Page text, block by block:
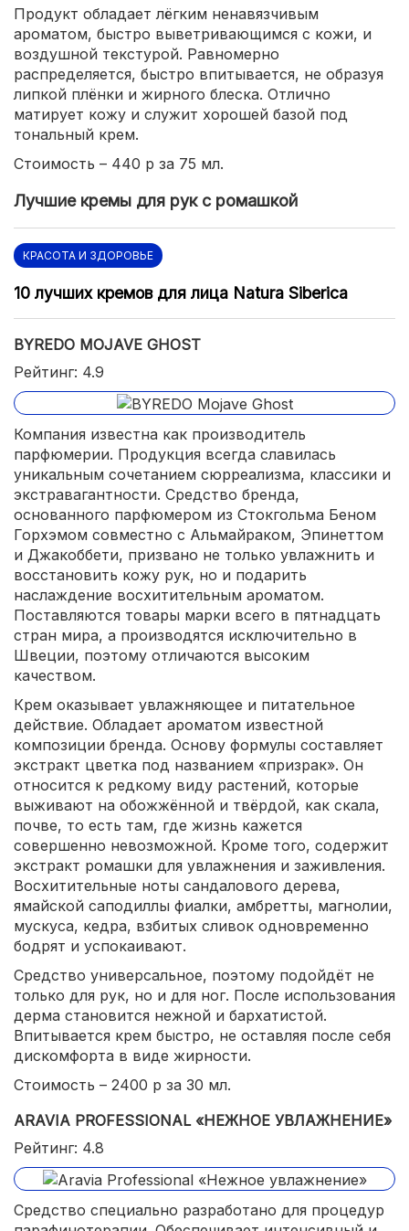
Продукт обладает лёгким ненавязчивым
ароматом, быстро выветривающимся с кожи, и
воздушной текстурой. Равномерно
распределяется, быстро впитывается, не образуя
липкой плёнки и жирного блеска. Отлично
матирует кожу и служит хорошей базой под
тональный крем.
Стоимость – 440 р за 75 мл.
Лучшие кремы для рук с ромашкой
КРАСОТА И ЗДОРОВЬЕ
10 лучших кремов для лица Natura Siberica
BYREDO MOJAVE GHOST
Рейтинг: 4.9
Компания известна как производитель
парфюмерии. Продукция всегда славилась
уникальным сочетанием сюрреализма, классики и
экстравагантности. Средство бренда,
основанного парфюмером из Стокгольма Беном
Горхэмом совместно с Альмайраком, Эпинеттом
и Джакоббети, призвано не только увлажнить и
восстановить кожу рук, но и подарить
наслаждение восхитительным ароматом.
Поставляются товары марки всего в пятнадцать
стран мира, а производятся исключительно в
Швеции, поэтому отличаются высоким
качеством.
Крем оказывает увлажняющее и питательное
действие. Обладает ароматом известной
композиции бренда. Основу формулы составляет
экстракт цветка под названием «призрак». Он
относится к редкому виду растений, которые
выживают на обожжённой и твёрдой, как скала,
почве, то есть там, где жизнь кажется
совершенно невозможной. Кроме того, содержит
экстракт ромашки для увлажнения и заживления.
Восхитительные ноты сандалового дерева,
ямайской саподиллы фиалки, амбретты, магнолии,
мускуса, кедра, взбитых сливок одновременно
бодрят и успокаивают.
Средство универсальное, поэтому подойдёт не
только для рук, но и для ног. После использования
дерма становится нежной и бархатистой.
Впитывается крем быстро, не оставляя после себя
дискомфорта в виде жирности.
Стоимость – 2400 р за 30 мл.
ARAVIA PROFESSIONAL «НЕЖНОЕ УВЛАЖНЕНИЕ»
Рейтинг: 4.8
Средство специально разработано для процедур